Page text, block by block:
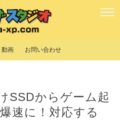
動画 お問い合わせ
SSDからゲーム起
速に！対応する